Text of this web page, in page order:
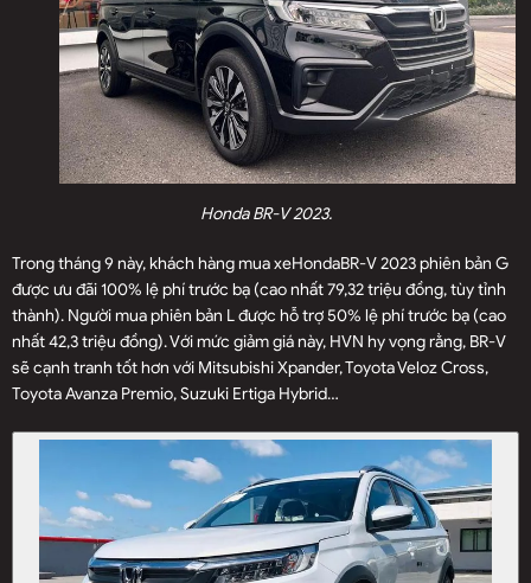
Honda BR-V 2023.
Trong tháng 9 này, khách hàng mua xeHondaBR-V 2023 phiên bản G
được ưu đãi 100% lệ phí trước bạ (cao nhất 79,32 triệu đồng, tùy tỉnh
thành). Người mua phiên bản L được hỗ trợ 50% lệ phí trước bạ (cao
nhất 42,3 triệu đồng). Với mức giảm giá này, HVN hy vọng rằng, BR-V
sẽ cạnh tranh tốt hơn với Mitsubishi Xpander, Toyota Veloz Cross,
Toyota Avanza Premio, Suzuki Ertiga Hybrid…